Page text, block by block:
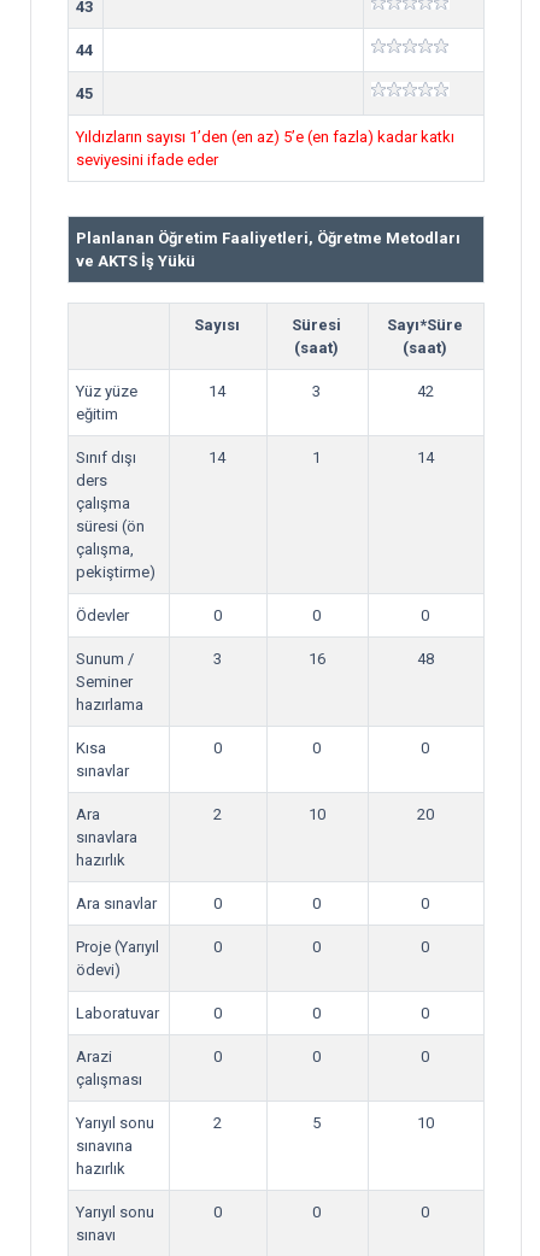
43
44
45
Yıldızların sayısı 1’den (en az) 5’e (en fazla) kadar katkı
seviyesini ifade eder
Planlanan Öğretim Faaliyetleri, Öğretme Metodları
ve AKTS İş Yükü
Sayısı
Süresi
(saat)
Sayı*Süre
(saat)
Yüz yüze
eğitim
14 3 42
Sınıf dışı
ders
çalışma
süresi (ön
çalışma,
pekiştirme)
14 1 14
Ödevler 0 0 0
Sunum /
Seminer
hazırlama
3 16 48
Kısa
sınavlar
0 0 0
Ara
sınavlara
hazırlık
2 10 20
Ara sınavlar 0 0 0
Proje (Yarıyıl
ödevi)
0 0 0
Laboratuvar 0 0 0
Arazi
çalışması
0 0 0
Yarıyıl sonu
sınavına
hazırlık
2 5 10
Yarıyıl sonu
sınavı
0 0 0